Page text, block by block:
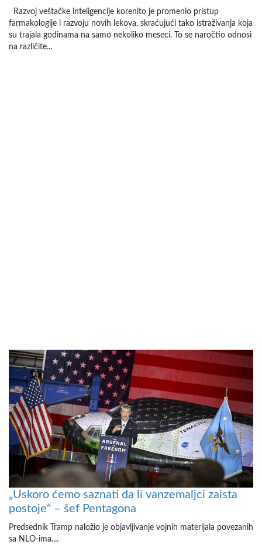
Razvoj veštačke inteligencije korenito je promenio pristup
farmakologije i razvoju novih lekova, skraćujući tako istraživanja koja
su trajala godinama na samo nekoliko meseci. To se naročtio odnosi
na različite...
„Uskoro ćemo saznati da li vanzemaljci zaista
postoje“ – šef Pentagona
Predsednik Tramp naložio je objavljivanje vojnih materijala povezanih
sa NLO-ima....